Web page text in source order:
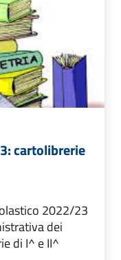
cartolibrerie
2022/23
dei
di I^ e II^